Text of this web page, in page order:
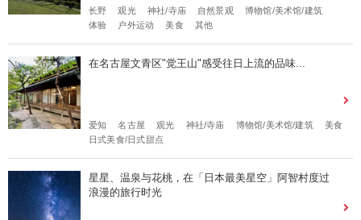
长野 观光 神社/寺庙 自然景观
博物馆/美术馆/建筑
体验
户外运动 美食 其他
在名古屋文青区"觉王山"感受往日上流的品味...
爱知 名古屋 观光 神社/寺庙 博物馆/美术馆/建筑
美食
日式美食/日式甜点
星星、温泉与花桃，在「日本最美星空」阿智村度过
浪漫的旅行时光